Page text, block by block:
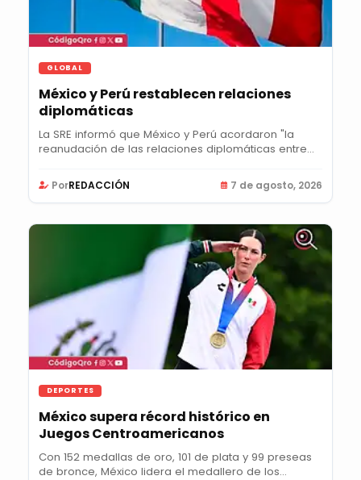
GLOBAL
México y Perú restablecen relaciones
diplomáticas
La SRE informó que México y Perú acordaron "la
reanudación de las relaciones diplomáticas entre...
PorREDACCIÓN 7 de agosto, 2026
DEPORTES
México supera récord histórico en
Juegos Centroamericanos
Con 152 medallas de oro, 101 de plata y 99 preseas
de bronce, México lidera el medallero de los...